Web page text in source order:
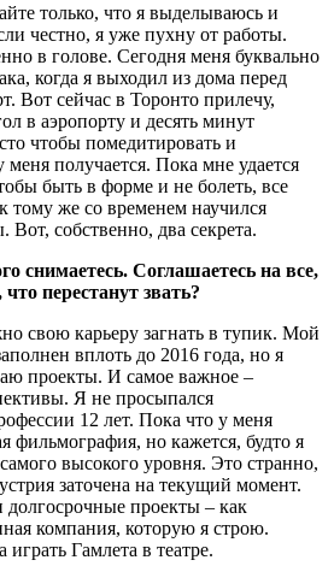
только, что я выделываюсь и
честно, я уже пухну от работы.
в голове. Сегодня меня буквально
когда я выходил из дома перед
Вот сейчас в Торонто прилечу,
в аэропорту и десять минут
чтобы помедитировать и
меня получается. Пока мне удается
быть в форме и не болеть, все
тому же со временем научился
Вот, собственно, два секрета.
снимаетесь. Соглашаетесь на все,
перестанут звать?
свою карьеру загнать в тупик. Мой
вплоть до 2016 года, но я
проекты. И самое важное –
Я не просыпался
12 лет. Пока что у меня
фильмография, но кажется, будто я
высокого уровня. Это странно,
заточена на текущий момент.
проекты – как
компания, которую я строю.
Гамлета в театре.